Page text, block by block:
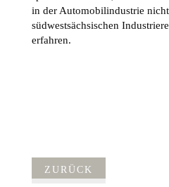
in der Automobilindustrie
südwestsächsischen
erfahren.
ZURÜCK